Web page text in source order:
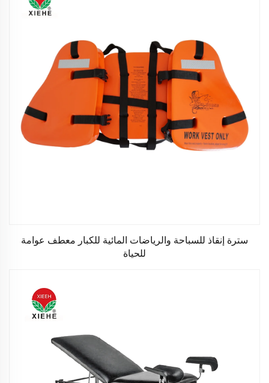
سترة إنقاذ للسباحة والرياضات المائية للكبار معطف عوامة
للحياة